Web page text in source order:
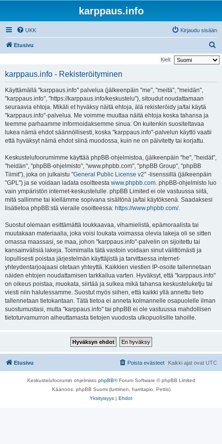
karppaus.info
UKK Kirjaudu sisään
Etusivu
t
Kieli:
karppaus.info - Rekisteröityminen
Käyttämällä "karppaus.info" palvelua (jälkeenpäin "me", "meitä", "meidän",
"karppaus.info", "https://karppaus.info/keskustelu"), sitoudut noudattamaan
seuraavia ehtoja. Mikäli et hyväksy näitä ehtoja, älä rekisteröidy ja/tai käytä
"karppaus.info"-palvelua. Me voimme muuttaa näitä ehtoja koska tahansa ja
teemme parhaamme informoidaksemme sinua. On kuitenkin suositeltavaa
lukea nämä ehdot säännöllisesti, koska "karppaus.info"-palvelun käyttö vaatii
että hyväksyt nämä ehdot siinä muodossa, kuin ne on päivitetty tai korjattu.
Keskustelufoorumimme käyttää phpBB-ohjelmistoa, (jälkeenpäin "he", "heidät",
"heidän", "phpBB-ohjelmisto", "www.phpbb.com", "phpBB Group", "phpBB
Tiimit"), joka on julkaistu "General Public License v2" -lisenssillä (jälkeenpäin
"GPL") ja se voidaan ladata osoitteesta www.phpbb.com. phpBB-ohjelmisto luo
vain ympäristön internet-keskustelulle. phpBB Limited ei ole vastuussa siitä,
mitä sallimme tai kiellämme sopivana sisältönä ja/tai käytöksenä. Saadaksesi
lisätietoa phpBB:stä vieraile osoitteessa: https://www.phpbb.com/.
Suostut olemaan esittämättä loukkaavaa, vihamielistä, epämoraalista tai
muutakaan materiaalia, joka voisi loukata voimassa olevia lakeja oli se sitten
omassa maassasi, se maa, johon "karppaus.info"-palvelin on sijoitettu tai
kansainvälisiä lakeja. Toimimalla tätä vastoin voidaan sinut välittömästi ja
lopullisesti poistaa järjestelmän käyttäjistä ja tarvittaessa internet-
yhteydentarjoajaasi otetaan yhteyttä. Kaikkien viestien IP-osoite tallennetaan
näiden ehtojen noudattamisen tarkkailua varten. Hyväksyt, että "karppaus.info"
on oikeus poistaa, muokata, siirtää ja sulkea mikä tahansa keskusteluketju tai
viesti niin halutessamme. Suostut myös siihen, että kaikki yllä annettu tieto
tallennetaan tietokantaan. Tätä tietoa ei anneta kolmannelle osapuolelle ilman
suostumustasi, mutta "karppaus.info" tai phpBB ei ole vastuussa mahdollisen
tietoturvamurron aiheuttamasta tietojen vuodosta ulkopuolisille tahoille.
Etusivu Kaikki ajat ovat UTC
Poista evästeet
Keskustelufoorumin ohjelmisto phpBB® Forum Software © phpBB Limited
Käännös: phpBB Suomi (lurttinen, harritapio, Pettis)
Yksityisyys | Ehdot